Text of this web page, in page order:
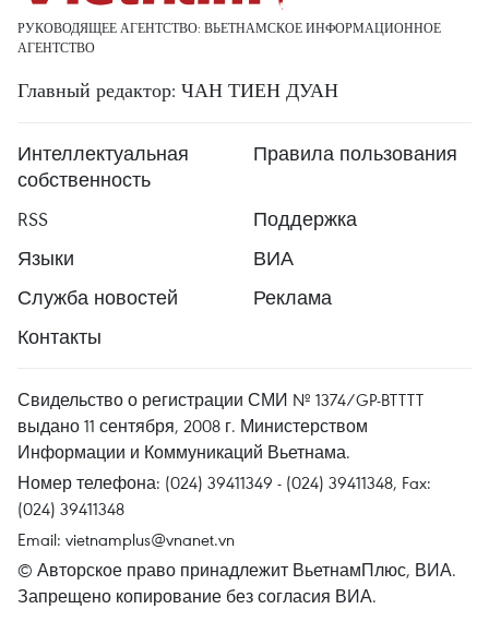
РУКОВОДЯЩЕЕ АГЕНТСТВО: ВЬЕТНАМСКОЕ ИНФОРМАЦИОННОЕ
АГЕНТСТВО
Главный редактор: ЧАН ТИЕН ДУАН
Интеллектуальная
собственность
Правила пользования
RSS
Поддержка
Языки
ВИА
Служба новостей
Реклама
Контакты
Свидельство о регистрации СМИ № 1374/GP-BTTTT
выдано 11 сентября, 2008 г. Министерством
Информации и Коммуникаций Вьетнама.
Номер телефона: (024) 39411349 - (024) 39411348, Fax:
(024) 39411348
Email: vietnamplus@vnanet.vn
© Авторское право принадлежит ВьетнамПлюс, ВИА.
Запрещено копирование без согласия ВИА.